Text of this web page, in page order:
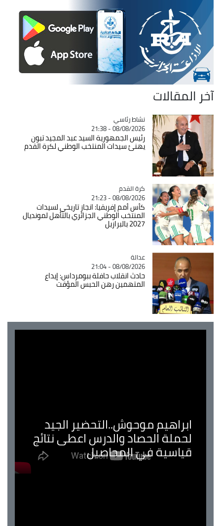
آخر المقالات
Catégorie
نشاط رئاسي
08/08/2026 - 21:38
رئيس الجمهورية السيد عبد المجيد تبون
يهنئ سيدات المنتخب الوطني لكرة القدم
Catégorie
كرة القدم
08/08/2026 - 21:23
كأس أمم إفريقيا: انجاز تاريخي لسيدات
المنتخب الوطني الجزائري بالتأهل لمونديال
2027 بالبرازيل
Catégorie
عدالة
08/08/2026 - 21:04
حادث انقلاب حافلة ببومرداس: إيداع
المتهمين رهن الحبس المؤقت
ابراهيم موحوش..التحضير الجيد
لحملة الحصاد والدرس اعطى نتائج
قياسية في المحاصيل